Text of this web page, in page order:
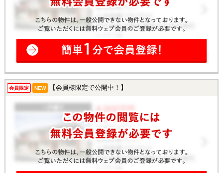
会員限定 NEW 【会員様限定で公開中！】